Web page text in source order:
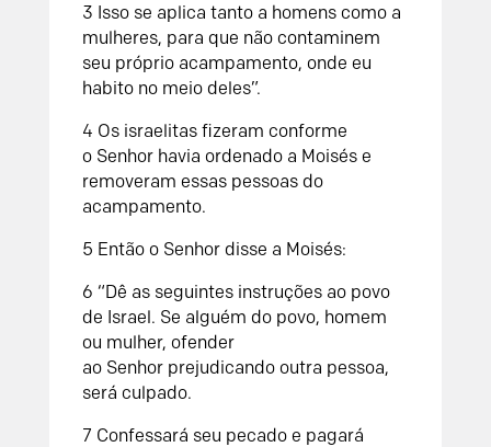
3 Isso se aplica tanto a homens como a
mulheres, para que não contaminem
seu próprio acampamento, onde eu
habito no meio deles”.
4 Os israelitas fizeram conforme
o Senhorhavia ordenado a Moisés e
removeram essas pessoas do
acampamento.
5 Então o Senhordisse a Moisés:
6 “Dê as seguintes instruções ao povo
de Israel. Se alguém do povo, homem
ou mulher, ofender
ao Senhorprejudicando outra pessoa,
será culpado.
7 Confessará seu pecado e pagará